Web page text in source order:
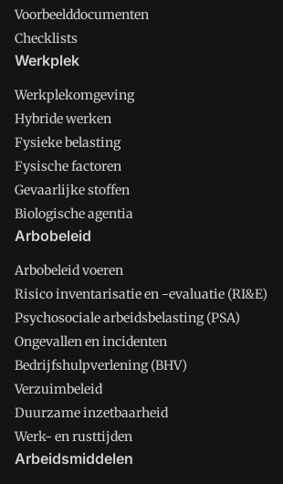
Voorbeelddocumenten
Checklists
Werkplek
Werkplekomgeving
Hybride werken
Fysieke belasting
Fysische factoren
Gevaarlijke stoffen
Biologische agentia
Arbobeleid
Arbobeleid voeren
Risico inventarisatie en -evaluatie (RI&E)
Psychosociale arbeidsbelasting (PSA)
Ongevallen en incidenten
Bedrijfshulpverlening (BHV)
Verzuimbeleid
Duurzame inzetbaarheid
Werk- en rusttijden
Arbeidsmiddelen